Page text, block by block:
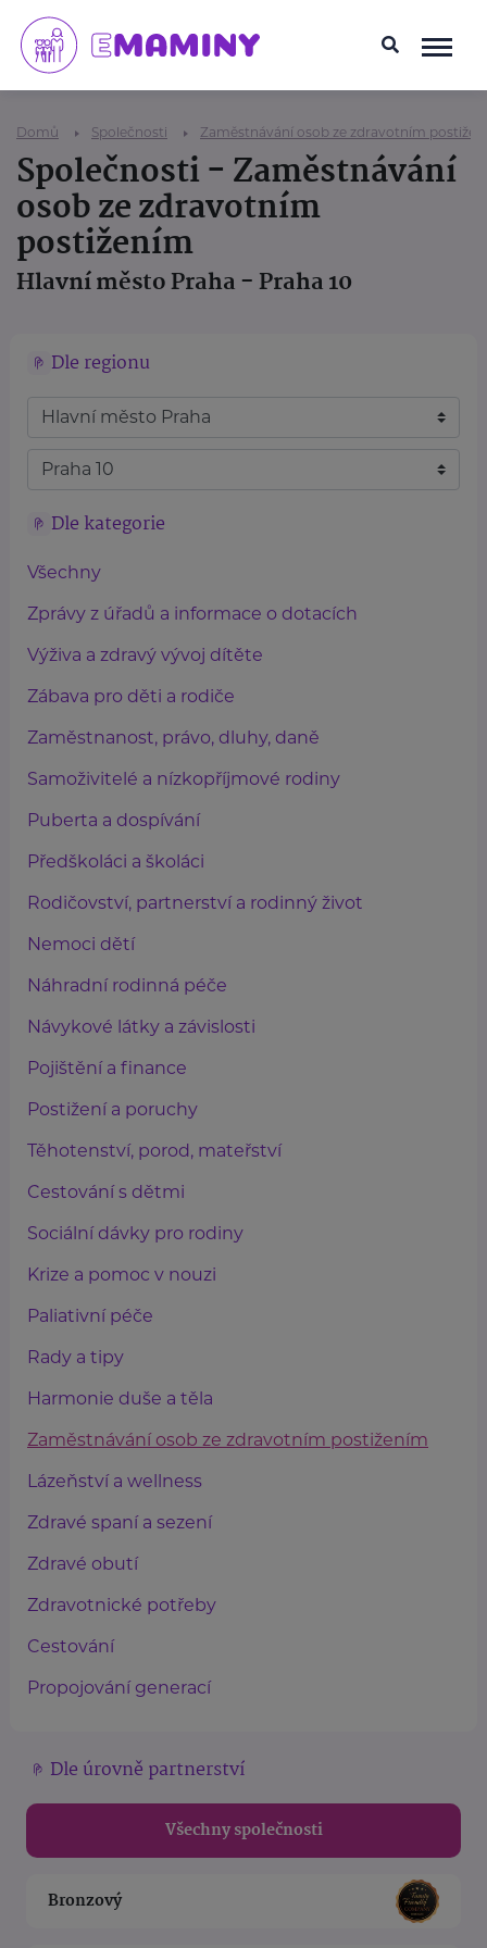
Domů Společnosti Zaměstnávání osob ze zdravotním
Společnosti - Zaměstnávání
osob ze zdravotním
postižením
Hlavní město Praha - Praha 10
Dle regionu
Dle kategorie
Všechny
Zprávy z úřadů a informace o dotacích
Výživa a zdravý vývoj dítěte
Zábava pro děti a rodiče
Zaměstnanost, právo, dluhy, daně
Samoživitelé a nízkopříjmové rodiny
Puberta a dospívání
Předškoláci a školáci
Rodičovství, partnerství a rodinný život
Nemoci dětí
Náhradní rodinná péče
Návykové látky a závislosti
Pojištění a finance
Postižení a poruchy
Těhotenství, porod, mateřství
Cestování s dětmi
Sociální dávky pro rodiny
Krize a pomoc v nouzi
Paliativní péče
Rady a tipy
Harmonie duše a těla
Zaměstnávání osob ze zdravotním postižením
Lázeňství a wellness
Zdravé spaní a sezení
Zdravé obutí
Zdravotnické potřeby
Cestování
Propojování generací
Dle úrovně partnerství
Všechny společnosti
Bronzový